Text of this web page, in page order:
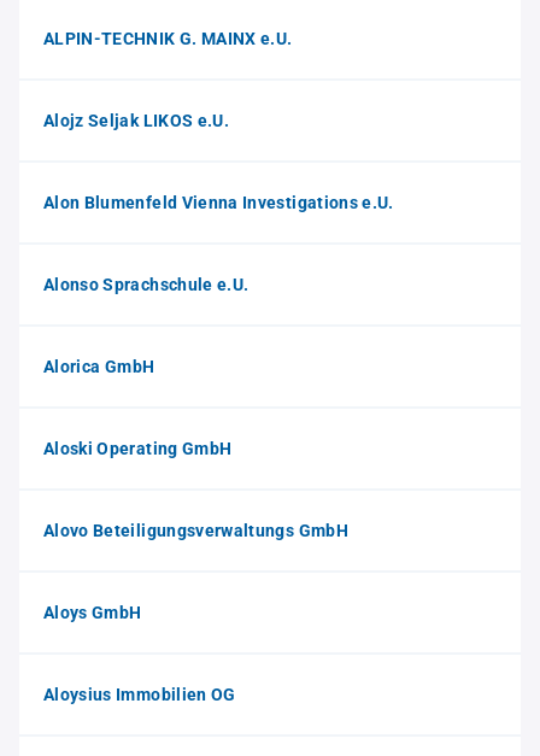
ALPIN-TECHNIK G. MAINX e.U.
Alojz Seljak LIKOS e.U.
Alon Blumenfeld Vienna Investigations e.U.
Alonso Sprachschule e.U.
Alorica GmbH
Aloski Operating GmbH
Alovo Beteiligungsverwaltungs GmbH
Aloys GmbH
Aloysius Immobilien OG